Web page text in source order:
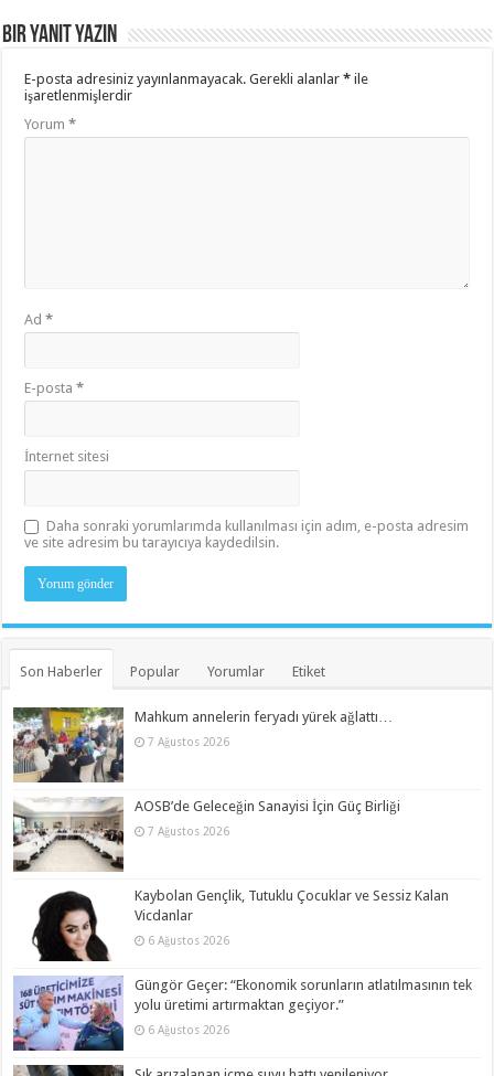
Bir yanıt yazın
E-posta adresiniz yayınlanmayacak. Gerekli alanlar* ile
işaretlenmişlerdir
Yorum*
Ad*
E-posta*
İnternet sitesi
Daha sonraki yorumlarımda kullanılması için adım, e-posta adresim
ve site adresim bu tarayıcıya kaydedilsin.
Son Haberler Popular Yorumlar Etiket
Mahkum annelerin feryadı yürek ağlattı…
7 Ağustos 2026
AOSB’de Geleceğin Sanayisi İçin Güç Birliği
7 Ağustos 2026
Kaybolan Gençlik, Tutuklu Çocuklar ve Sessiz Kalan
Vicdanlar
6 Ağustos 2026
Güngör Geçer: “Ekonomik sorunların atlatılmasının tek
yolu üretimi artırmaktan geçiyor.”
6 Ağustos 2026